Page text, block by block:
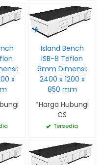
x
Island Bench
ISB-8 Teflon
6mm Dimensi:
2400 x 1200 x
850 mm
*Harga Hubungi
CS
Tersedia